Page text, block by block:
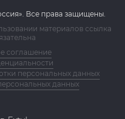
Все права защищены.
материалов ссылка
соглашение
персональных данных
данных